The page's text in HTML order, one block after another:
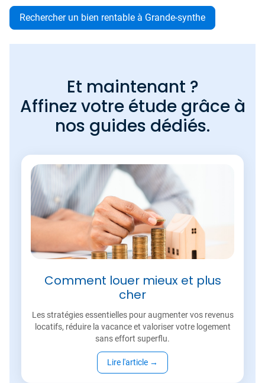
Rechercher un bien rentable à Grande-synthe
Et maintenant ?
Affinez votre étude grâce à
nos guides dédiés.
Comment louer mieux et plus
cher
Les stratégies essentielles pour augmenter vos revenus
locatifs, réduire la vacance et valoriser votre logement
sans effort superflu.
Lire l'article →